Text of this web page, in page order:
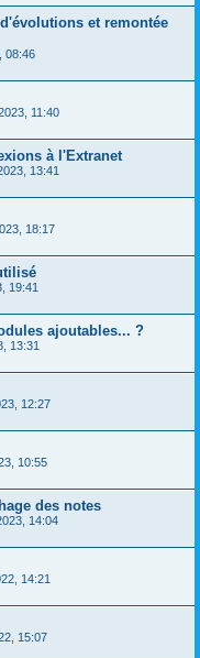
et remontée
08:46
11:40
à l'Extranet
13:41
18:17
19:41
ajoutables... ?
13:31
12:27
10:55
des notes
14:04
14:21
15:07